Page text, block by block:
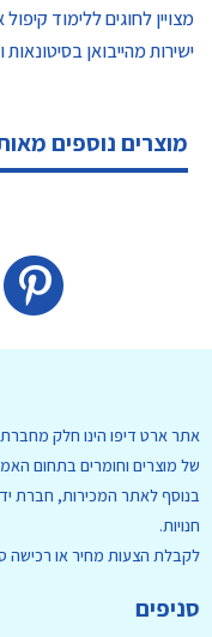
מצויין לחוגים ללימוד קיפול
ישירות מהייבואן בסיטונאות
מוצרים נוספים
אתר ארט דיפו הינו חלק מחברת
של מוצרים וחומרים בתחום
בנוסף לאתר המכירות, חברת
חנויות.
לקבלת הצעות מחיר או רכישה
סניפים